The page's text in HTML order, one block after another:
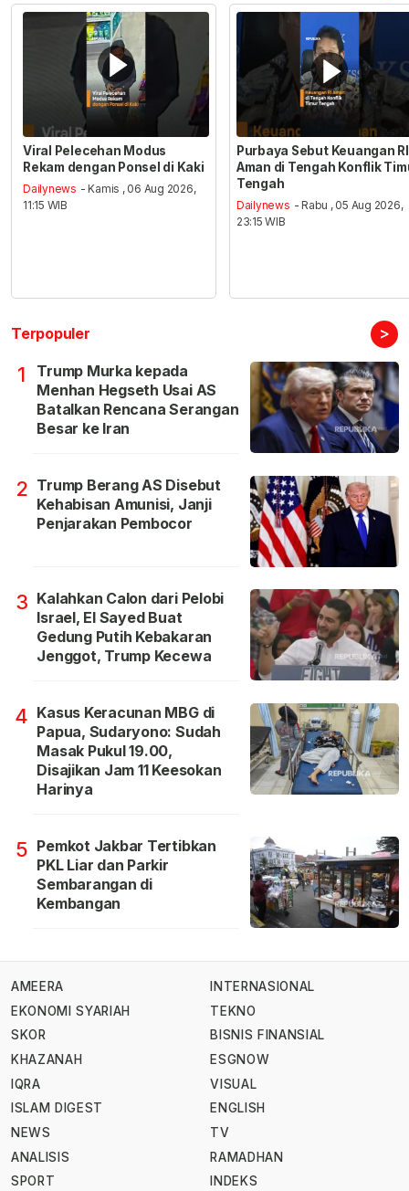
Viral Pelecehan Modus
Rekam dengan Ponsel di Kaki
Dailynews - Kamis , 06 Aug 2026,
11:15 WIB
Purbaya Sebut Keuangan RI
Aman di Tengah Konflik
Tengah
Dailynews - Rabu , 05 Aug 2026,
23:15 WIB
Terpopuler >
1
Trump Murka kepada
Menhan Hegseth Usai AS
Batalkan Rencana Serangan
Besar ke Iran
2 Trump Berang AS Disebut
Kehabisan Amunisi, Janji
Penjarakan Pembocor
3 Kalahkan Calon dari Pelobi
Israel, El Sayed Buat
Gedung Putih Kebakaran
Jenggot, Trump Kecewa
4 Kasus Keracunan MBG di
Papua, Sudaryono: Sudah
Masak Pukul 19.00,
Disajikan Jam 11 Keesokan
Harinya
5 Pemkot Jakbar Tertibkan
PKL Liar dan Parkir
Sembarangan di
Kembangan
AMEERA
EKONOMI SYARIAH
SKOR
KHAZANAH
IQRA
ISLAM DIGEST
NEWS
ANALISIS
SPORT
INTERNASIONAL
TEKNO
BISNIS FINANSIAL
ESGNOW
VISUAL
ENGLISH
TV
RAMADHAN
INDEKS